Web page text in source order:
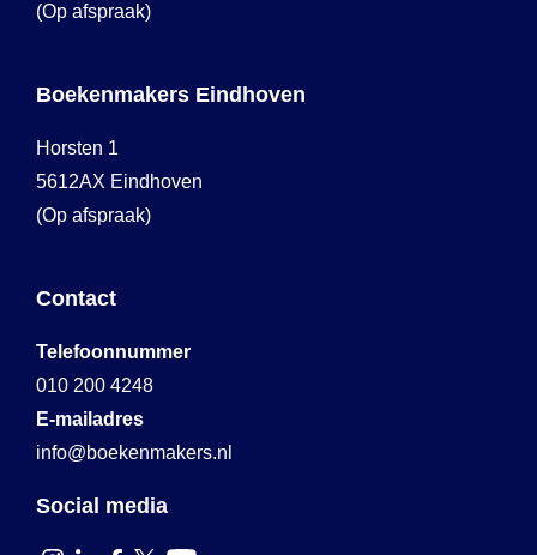
(Op afspraak)
Boekenmakers Eindhoven
Horsten 1
5612AX Eindhoven
(Op afspraak)
Contact
Telefoonnummer
010 200 4248
E-mailadres
info@boekenmakers.nl
Social media